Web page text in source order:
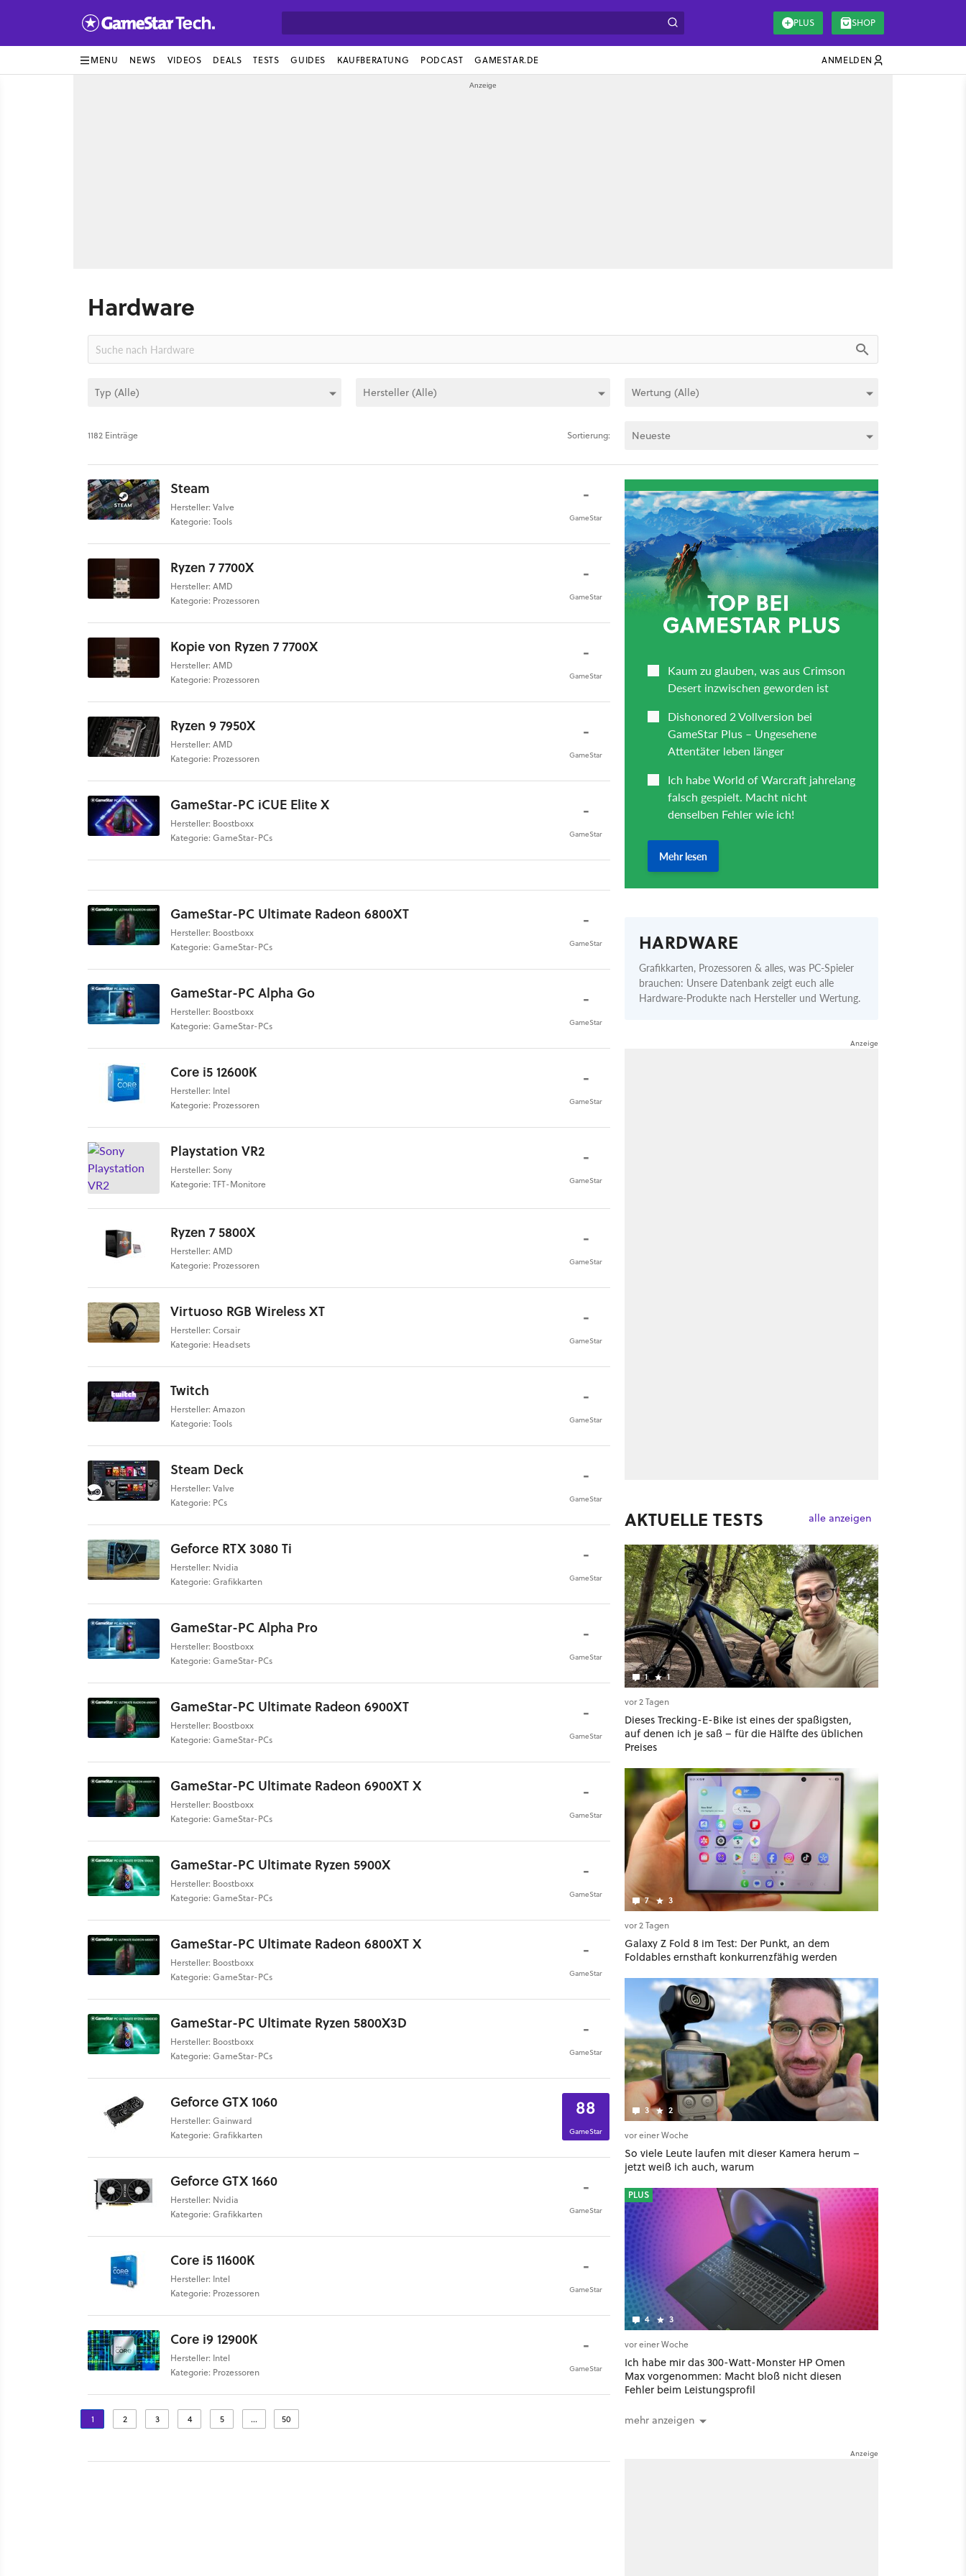
PLUS SHOP
MENU NEWS VIDEOS DEALS TESTS GUIDES KAUFBERATUNG PODCAST GAMESTAR.DE ANMELDEN
Hardware
1182 Einträge Sortierung:
Steam
Hersteller: Valve
Kategorie: Tools
-
GameStar
Ryzen 7 7700X
Hersteller: AMD
Kategorie: Prozessoren
-
GameStar
Kopie von Ryzen 7 7700X
Hersteller: AMD
Kategorie: Prozessoren
-
GameStar
Ryzen 9 7950X
Hersteller: AMD
Kategorie: Prozessoren
-
GameStar
GameStar-PC iCUE Elite X
Hersteller: Boostboxx
Kategorie: GameStar-PCs
-
GameStar
GameStar-PC Ultimate Radeon 6800XT
Hersteller: Boostboxx
Kategorie: GameStar-PCs
-
GameStar
GameStar-PC Alpha Go
Hersteller: Boostboxx
Kategorie: GameStar-PCs
-
GameStar
Core i5 12600K
Hersteller: Intel
Kategorie: Prozessoren
-
GameStar
Playstation VR2
Hersteller: Sony
Kategorie: TFT-Monitore
-
GameStar
Ryzen 7 5800X
Hersteller: AMD
Kategorie: Prozessoren
-
GameStar
Virtuoso RGB Wireless XT
Hersteller: Corsair
Kategorie: Headsets
-
GameStar
Twitch
Hersteller: Amazon
Kategorie: Tools
-
GameStar
Steam Deck
Hersteller: Valve
Kategorie: PCs
-
GameStar
Geforce RTX 3080 Ti
Hersteller: Nvidia
Kategorie: Grafikkarten
-
GameStar
GameStar-PC Alpha Pro
Hersteller: Boostboxx
Kategorie: GameStar-PCs
-
GameStar
GameStar-PC Ultimate Radeon 6900XT
Hersteller: Boostboxx
Kategorie: GameStar-PCs
-
GameStar
GameStar-PC Ultimate Radeon 6900XT X
Hersteller: Boostboxx
Kategorie: GameStar-PCs
-
GameStar
GameStar-PC Ultimate Ryzen 5900X
Hersteller: Boostboxx
Kategorie: GameStar-PCs
-
GameStar
GameStar-PC Ultimate Radeon 6800XT X
Hersteller: Boostboxx
Kategorie: GameStar-PCs
-
GameStar
GameStar-PC Ultimate Ryzen 5800X3D
Hersteller: Boostboxx
Kategorie: GameStar-PCs
-
GameStar
Geforce GTX 1060
Hersteller: Gainward
Kategorie: Grafikkarten
88
GameStar
Geforce GTX 1660
Hersteller: Nvidia
Kategorie: Grafikkarten
-
GameStar
Core i5 11600K
Hersteller: Intel
Kategorie: Prozessoren
-
GameStar
Core i9 12900K
Hersteller: Intel
Kategorie: Prozessoren
-
GameStar
1 2 3 4 5 ... 50
HARDWARE
Grafikkarten, Prozessoren & alles, was PC-Spieler
brauchen: Unsere Datenbank zeigt euch alle
Hardware-Produkte nach Hersteller und Wertung.
AKTUELLE TESTS alle anzeigen
1 1
vor 2 Tagen
Dieses Trecking-E-Bike ist eines der spaßigsten,
auf denen ich je saß – für die Hälfte des üblichen
Preises
7 3
vor 2 Tagen
Galaxy Z Fold 8 im Test: Der Punkt, an dem
Foldables ernsthaft konkurrenzfähig werden
3 2
vor einer Woche
So viele Leute laufen mit dieser Kamera herum –
jetzt weiß ich auch, warum
4 3
PLUS
vor einer Woche
Ich habe mir das 300-Watt-Monster HP Omen
Max vorgenommen: Macht bloß nicht diesen
Fehler beim Leistungsprofil
mehr anzeigen